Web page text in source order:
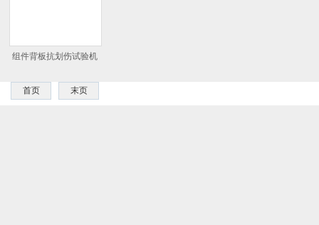
组件背板抗划伤试验机
首页 末页